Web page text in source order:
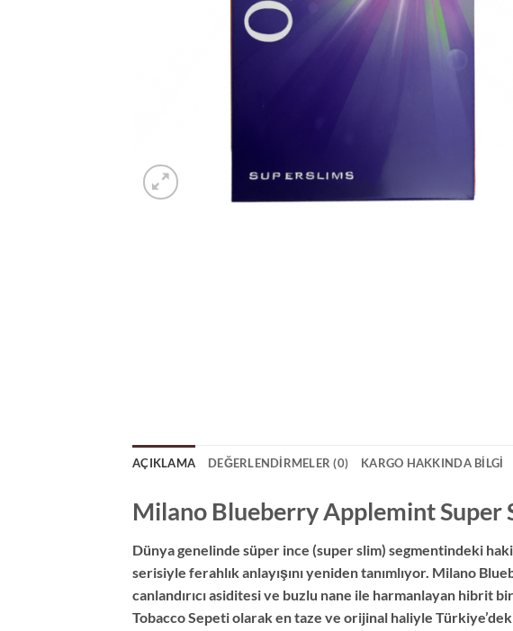
AÇIKLAMA DEĞERLENDIRMELER (0) KARGO HAKKINDA BILGI
Milano Blueberry Applemint Super
Dünya genelinde süper ince (super slim) segmentindeki
serisiyle ferahlık anlayışını yeniden tanımlıyor. Milano
canlandırıcı asiditesi ve buzlu nane ile harmanlayan hibrit
Tobacco Sepeti olarak en taze ve orijinal haliyle